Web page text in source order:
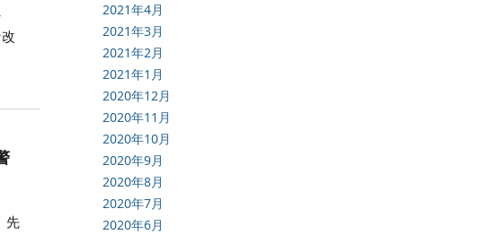
先
2021年4月
2021年3月
2021年2月
2021年1月
2020年12月
2020年11月
2020年10月
2020年9月
2020年8月
2020年7月
2020年6月